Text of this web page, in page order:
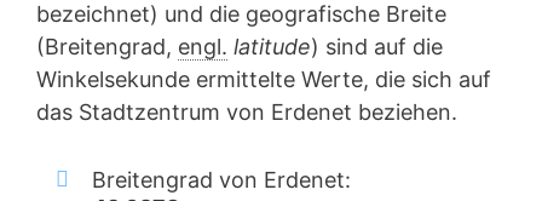
bezeichnet) und die geografische Breite
(Breitengrad, engl. latitude) sind auf die
Winkelsekunde ermittelte Werte, die sich auf
das Stadtzentrum von Erdenet beziehen.
Breitengrad von Erdenet: